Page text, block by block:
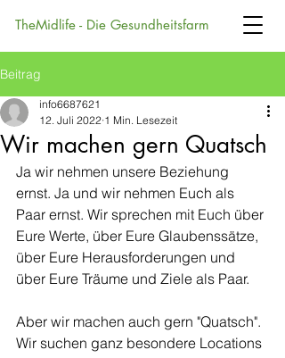
TheMidlife - Die Gesundheitsfarm
Beitrag
Wir machen gern Quatsch
info6687621
12. Juli 2022 1 Min. Lesezeit
Ja wir nehmen unsere Beziehung
ernst. Ja und wir nehmen Euch als
Paar ernst. Wir sprechen mit Euch über
Eure Werte, über Eure Glaubenssätze,
über Eure Herausforderungen und
über Eure Träume und Ziele als Paar.
Aber wir machen auch gern "Quatsch".
Wir suchen ganz besondere Locations